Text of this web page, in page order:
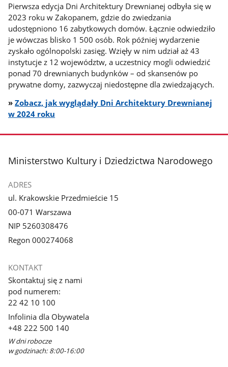
Pierwsza edycja Dni Architektury Drewnianej odbyła się w
2023 roku w Zakopanem, gdzie do zwiedzania
udostępniono 16 zabytkowych domów. Łącznie odwiedziło
je wówczas blisko 1 500 osób. Rok później wydarzenie
zyskało ogólnopolski zasięg. Wzięły w nim udział aż 43
instytucje z 12 województw, a uczestnicy mogli odwiedzić
ponad 70 drewnianych budynków – od skansenów po
prywatne domy, zazwyczaj niedostępne dla zwiedzających.
»Zobacz, jak wyglądały Dni Architektury Drewnianej
w 2024 roku
stopka
Ministerstwo Kultury i Dziedzictwa Narodowego
ADRES
ul. Krakowskie Przedmieście 15
00-071 Warszawa
NIP 5260308476
Regon 000274068
KONTAKT
Skontaktuj się z nami
pod numerem:
22 42 10 100
Infolinia dla Obywatela
+48 222 500 140
W dni robocze
w godzinach: 8:00-16:00